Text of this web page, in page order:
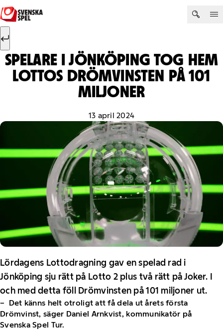
Hoppa till innehåll
Sök efter:
SPELARE I JÖNKÖPING TOG HEM
LOTTOS DRÖMVINSTEN PÅ 101
MILJONER
13 april 2024
Lördagens Lottodragning gav en spelad rad i
Jönköping sju rätt på Lotto 2 plus två rätt på Joker. I
och med detta föll Drömvinsten på 101 miljoner ut.
– Det känns helt otroligt att få dela ut årets första
Drömvinst, säger Daniel Arnkvist, kommunikatör på
Svenska Spel Tur.